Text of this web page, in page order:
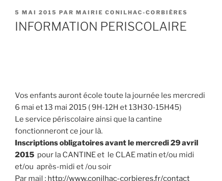
PUBLIÉ
LE
5 MAI 2015 PAR MAIRIE CONILHAC-CORBIÈRES
INFORMATION PERISCOLAIRE
Vos enfants auront école toute la journée les mercredi
6 mai et 13 mai 2015 ( 9H-12H et 13H30-15H45)
Le service périscolaire ainsi que la cantine
fonctionneront ce jour là.
Inscriptions obligatoires avant le mercredi 29 avril
2015 pour la CANTINE et le CLAE matin et/ou midi
et/ou après-midi et /ou soir
Par mail : http://www.conilhac-corbieres.fr/contact